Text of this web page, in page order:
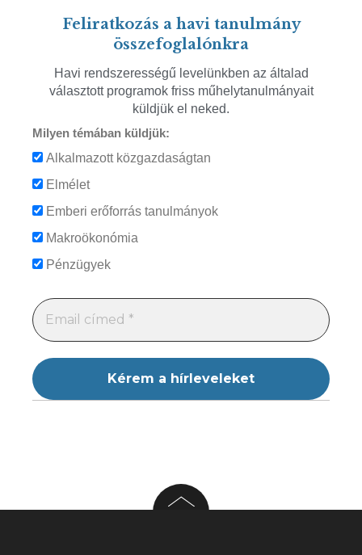
Feliratkozás a havi tanulmány
összefoglalónkra
Havi rendszerességű levelünkben az általad
választott programok friss műhelytanulmányait
küldjük el neked.
Milyen témában küldjük:
Alkalmazott közgazdaságtan
Elmélet
Emberi erőforrás tanulmányok
Makroökonómia
Pénzügyek